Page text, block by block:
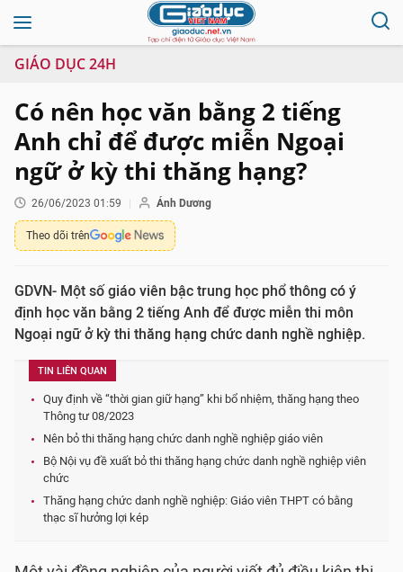
GIÁO DỤC 24H
Có nên học văn bằng 2 tiếng
Anh chỉ để được miễn Ngoại
ngữ ở kỳ thi thăng hạng?
26/06/2023 01:59 Ánh Dương
Theo dõi trên
GDVN- Một số giáo viên bậc trung học phổ thông có ý
định học văn bằng 2 tiếng Anh để được miễn thi môn
Ngoại ngữ ở kỳ thi thăng hạng chức danh nghề nghiệp.
TIN LIÊN QUAN
Quy định về “thời gian giữ hạng” khi bổ nhiệm, thăng hạng theo
Thông tư 08/2023
Nên bỏ thi thăng hạng chức danh nghề nghiệp giáo viên
Bộ Nội vụ đề xuất bỏ thi thăng hạng chức danh nghề nghiệp viên
chức
Thăng hạng chức danh nghề nghiệp: Giáo viên THPT có bằng
thạc sĩ hưởng lợi kép